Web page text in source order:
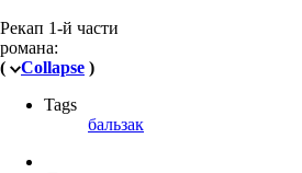
Рекап 1-й части
романа:
(
Collapse )
Tags
бальзак